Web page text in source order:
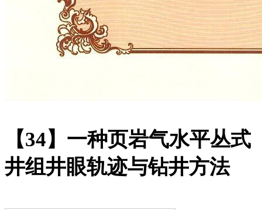
【34】一种页岩气水平丛式
井组井眼轨迹与钻井方法